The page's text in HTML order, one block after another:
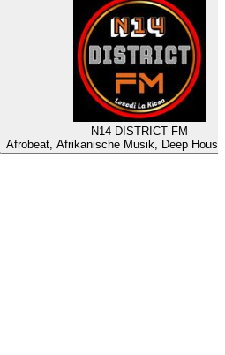
N14 DISTRICT FM
Afrobeat, Afrikanische Musik, Deep